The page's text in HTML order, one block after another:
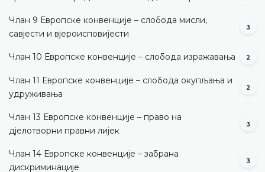
Члан 9 Европске конвенције – слобода мисли,
савјести и вјероисповијести
3
Члан 10 Европске конвенције – слобода изражавања 2
Члан 11 Европске конвенције – слобода окупљања и
удруживања
2
Члан 13 Европске конвенције – право на
дјелотворни правни лијек
3
Члан 14 Европске конвенције – забрана
дискриминације
3